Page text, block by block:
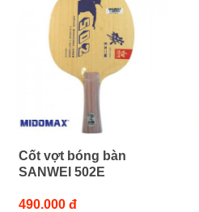
Cốt vợt bóng bàn
SANWEI 502E
490.000 đ